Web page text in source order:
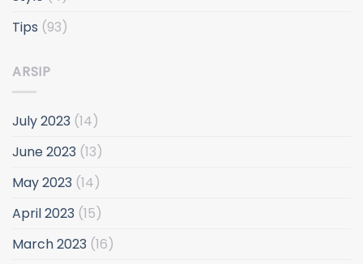
Tips (93)
ARSIP
July 2023 (14)
June 2023 (13)
May 2023 (14)
April 2023 (15)
March 2023 (16)